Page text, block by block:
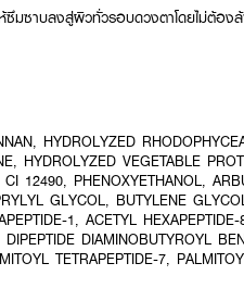
มซาบลงสู่ผิวทั่วรอบดวงตาโดยไม่ต้อง
HYDROLYZED
HYDROLYZED VEGETABLE
12490, PHENOXYETHANOL,
GLYCOL, BUTYLENE
1, ACETYL
DIAMINOBUTYROYL
TETRAPEPTIDE-7,